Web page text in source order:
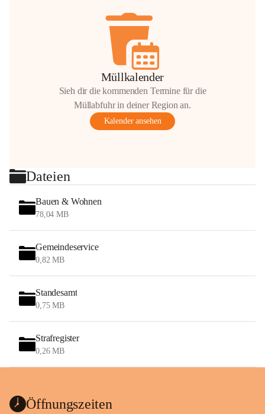
Müllkalender
Sieh dir die kommenden Termine für die
Müllabfuhr in deiner Region an.
Kalender ansehen
Dateien
Bauen & Wohnen
78,04 MB
Gemeindeservice
0,82 MB
Standesamt
0,75 MB
Strafregister
0,26 MB
Öffnungszeiten